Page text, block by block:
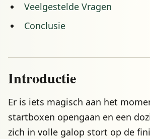
Veelgestelde Vragen
Conclusie
Introductie
Er is iets magisch aan het
startboxen opengaan en een
zich in volle galop stort op de